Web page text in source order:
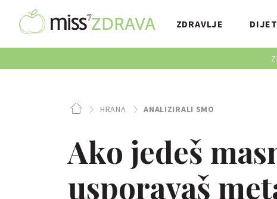
ZDRAVLJE
HRANA ANALIZIRALI SMO
Ako jedeš
usporavaš